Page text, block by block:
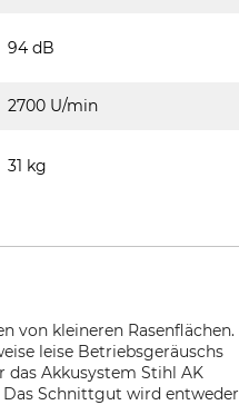
94 dB
2700 U/min
31 kg
von kleineren Rasenflächen.
leise Betriebsgeräuschs
das Akkusystem Stihl AK
Schnittgut wird entweder